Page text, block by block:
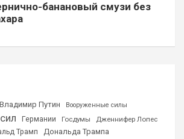
банановый смузи без
Владимир Путин Вооруженные силы
Германии Госдумы
Дженнифер Лопес
Трамп Дональда Трампа